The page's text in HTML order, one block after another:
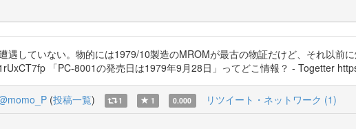
遇していない。物的には1979/10製造のMROMが最古の物証だけど、それ以前
「PC-8001の発売日は1979年9月28日」ってどこ情報？ - Togetter
(投稿一覧) 1 1 0.000 リツイート・ネットワーク (1)